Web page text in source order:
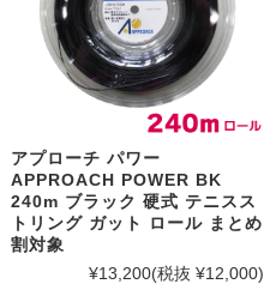
アプローチ パワー
APPROACH POWER BK
240m ブラック 硬式 テニスス
トリング ガット ロール まとめ
割対象
¥13,200(税抜 ¥12,000)